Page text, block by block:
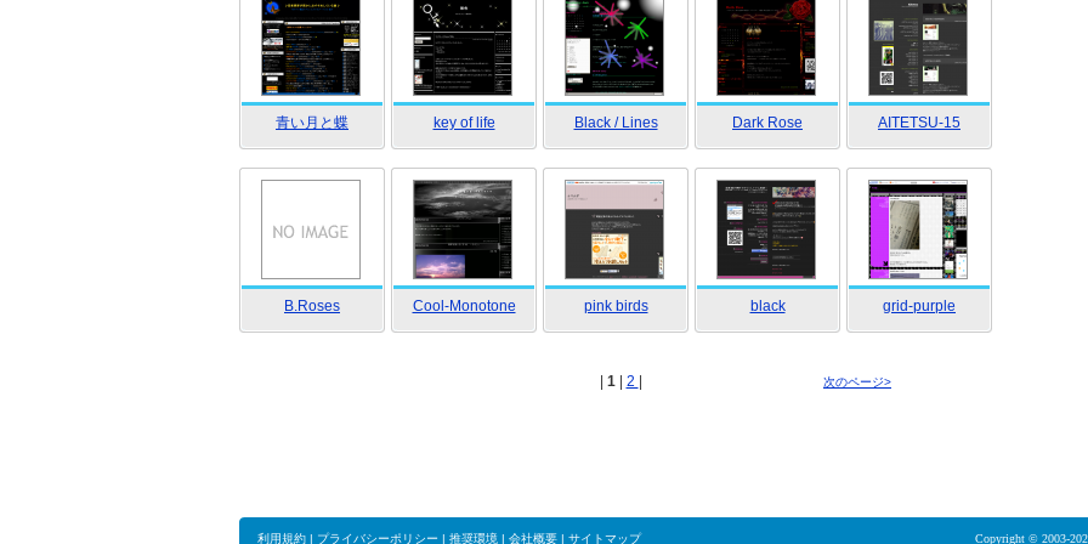
青い月と蝶 key of life Black / Lines Dark Rose AITETSU-15
B.Roses Cool-Monotone pink birds black grid-purple
1 2 次のページ>
利用規約 | プライバシーポリシー | 推奨環境 | 会社概要 | サイトマップ Copyright © 2003-